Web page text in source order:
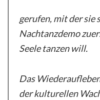
gerufen, mit der sie
Nachtanzdemo
Seele tanzen will.
Das
der kulturellen